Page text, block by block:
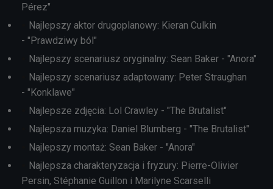
Pérez"
Najlepszy aktor drugoplanowy: Kieran Culkin
- "Prawdziwy ból"
Najlepszy scenariusz oryginalny: Sean Baker - "Anora"
Najlepszy scenariusz adaptowany: Peter Straughan
- "Konklawe"
Najlepsze zdjęcia: Lol Crawley - "The Brutalist"
Najlepsza muzyka: Daniel Blumberg - "The Brutalist"
Najlepszy montaż: Sean Baker - "Anora"
Najlepsza charakteryzacja i fryzury: Pierre-Olivier
Persin, Stéphanie Guillon i Marilyne Scarselli